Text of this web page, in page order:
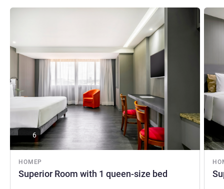
НОМЕР
Superior Room with 1 queen-size bed
Подробная информация
6